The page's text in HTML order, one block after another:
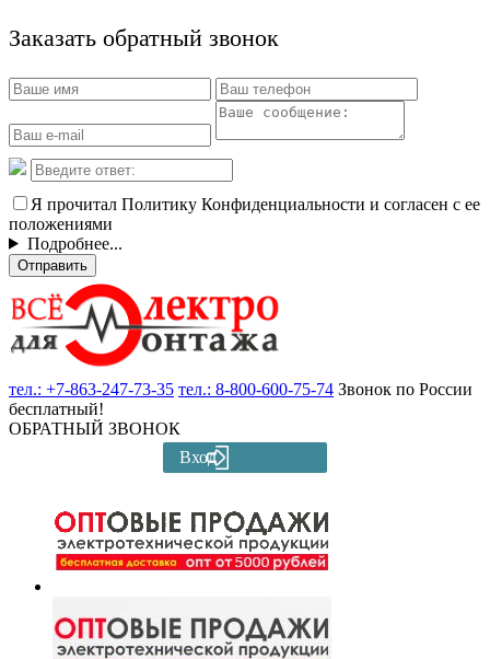
Заказать обратный звонок
Я прочитал Политику Конфиденциальности и согласен с ее
положениями
Подробнее...
Отправить
тел.: +7-863-247-73-35 тел.: 8-800-600-75-74 Звонок по России
бесплатный!
ОБРАТНЫЙ ЗВОНОК
Вход